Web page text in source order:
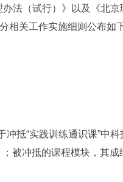
法（试行）》以及《北
相关工作实施细则公布如
“实践训练通识课”中科
被冲抵的课程模块，其成